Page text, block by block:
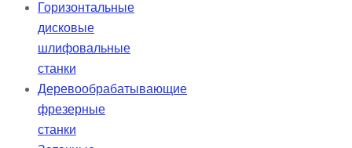
Горизонтальные
дисковые
шлифовальные
станки
Деревообрабатывающие
фрезерные
станки